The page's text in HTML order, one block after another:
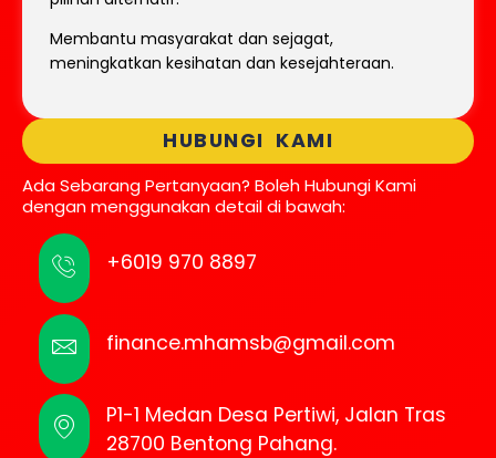
Membantu masyarakat dan sejagat,
meningkatkan kesihatan dan kesejahteraan.
HUBUNGI KAMI
Ada Sebarang Pertanyaan? Boleh Hubungi Kami
dengan menggunakan detail di bawah:
+6019 970 8897
finance.mhamsb@gmail.com
P1-1 Medan Desa Pertiwi, Jalan Tras
28700 Bentong Pahang.